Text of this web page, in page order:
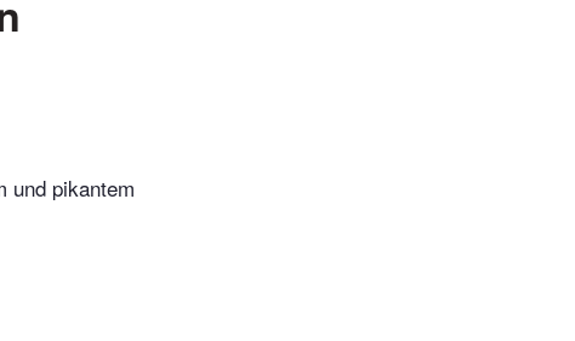
und pikantem